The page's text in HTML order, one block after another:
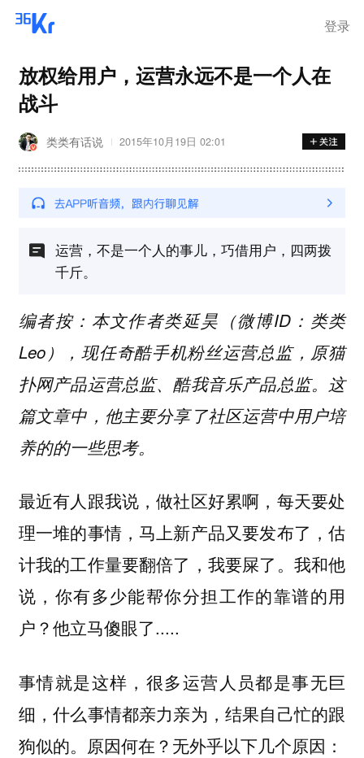
登录
放权给用户，运营永远不是一个人在
战斗
类类有话说 2015年10月19日 02:01
运营，不是一个人的事儿，巧借用户，四两拨
千斤。
编者按：本文作者类延昊（微博ID：类类
Leo），现任奇酷手机粉丝运营总监，原猫
扑网产品运营总监、酷我音乐产品总监。这
篇文章中，他主要分享了社区运营中用户培
养的的一些思考。
最近有人跟我说，做社区好累啊，每天要处
理一堆的事情，马上新产品又要发布了，估
计我的工作量要翻倍了，我要屎了。我和他
说，你有多少能帮你分担工作的靠谱的用
户？他立马傻眼了.....
事情就是这样，很多运营人员都是事无巨
细，什么事情都亲力亲为，结果自己忙的跟
狗似的。原因何在？无外乎以下几个原因：